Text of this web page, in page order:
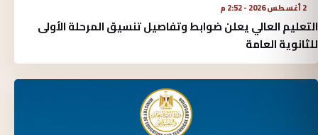
2 أغسطس 2026 - 2:52 م
التعليم العالي يعلن ضوابط وتفاصيل تنسيق المرحلة الأولى
للثانوية العامة